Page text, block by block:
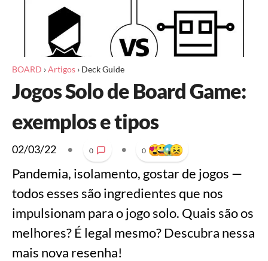
BOARD ›Artigos › Deck Guide
Jogos Solo de Board Game:
exemplos e tipos
02/03/22 • 0 • 0
Pandemia, isolamento, gostar de jogos —
todos esses são ingredientes que nos
impulsionam para o jogo solo. Quais são os
melhores? É legal mesmo? Descubra nessa
mais nova resenha!